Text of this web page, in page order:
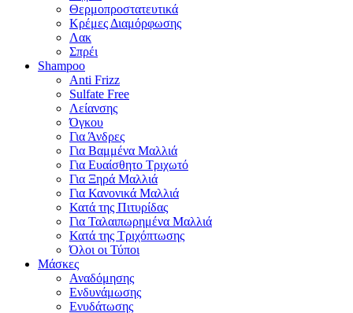
Θερμοπροστατευτικά
Κρέμες Διαμόρφωσης
Λακ
Σπρέι
Shampoo
Anti Frizz
Sulfate Free
Λείανσης
Όγκου
Για Άνδρες
Για Βαμμένα Μαλλιά
Για Ευαίσθητο Τριχωτό
Για Ξηρά Μαλλιά
Για Κανονικά Μαλλιά
Κατά της Πιτυρίδας
Για Ταλαιπωρημένα Μαλλιά
Κατά της Τριχόπτωσης
Όλοι οι Τύποι
Μάσκες
Αναδόμησης
Ενδυνάμωσης
Ενυδάτωσης